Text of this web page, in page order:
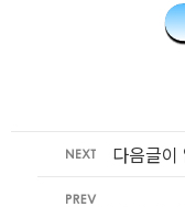
다음글이